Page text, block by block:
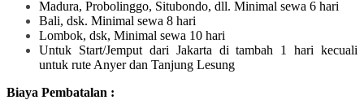
Madura, Probolinggo, Situbondo, dll. Minimal sewa 6 hari
Bali, dsk. Minimal sewa 8 hari
Lombok, dsk, Minimal sewa 10 hari
Untuk Start/Jemput dari Jakarta di tambah 1 hari kecuali
untuk rute Anyer dan Tanjung Lesung
Biaya Pembatalan :